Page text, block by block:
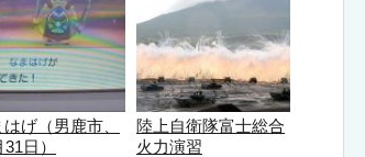
げ（男鹿市、
日）
陸上自衛隊富士総合
火力演習